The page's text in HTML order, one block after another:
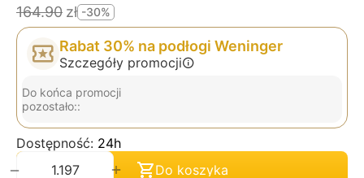
164.90 zł -30%
Rabat 30% na podłogi Weninger
Szczegóły promocji
Do końca promocji
pozostało::
Dostępność: 24h
+
−
Do koszyka